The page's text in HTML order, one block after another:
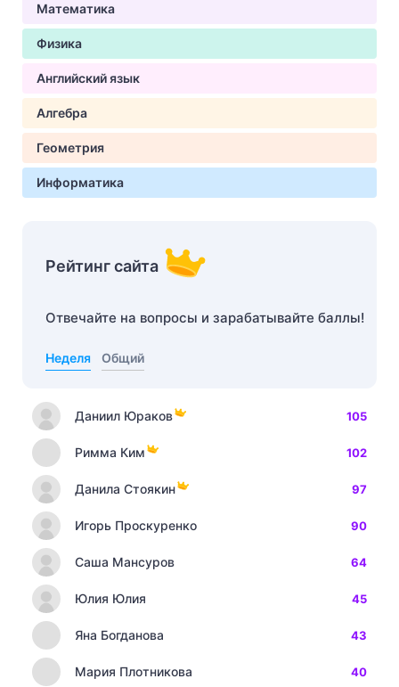
Математика
Физика
Английский язык
Алгебра
Геометрия
Информатика
Рейтинг сайта
Отвечайте на вопросы и зарабатывайте баллы!
Неделя Общий
Даниил Юраков 105
Римма Ким 102
Данила Стоякин 97
Игорь Проскуренко 90
Саша Мансуров 64
Юлия Юлия 45
Яна Богданова 43
Мария Плотникова 40